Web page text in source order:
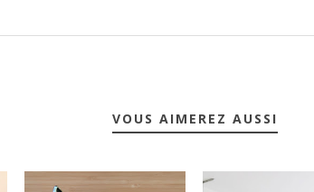
VOUS AIMEREZ AUSSI